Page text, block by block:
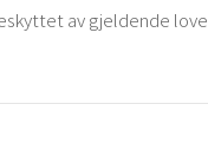
av gjeldende